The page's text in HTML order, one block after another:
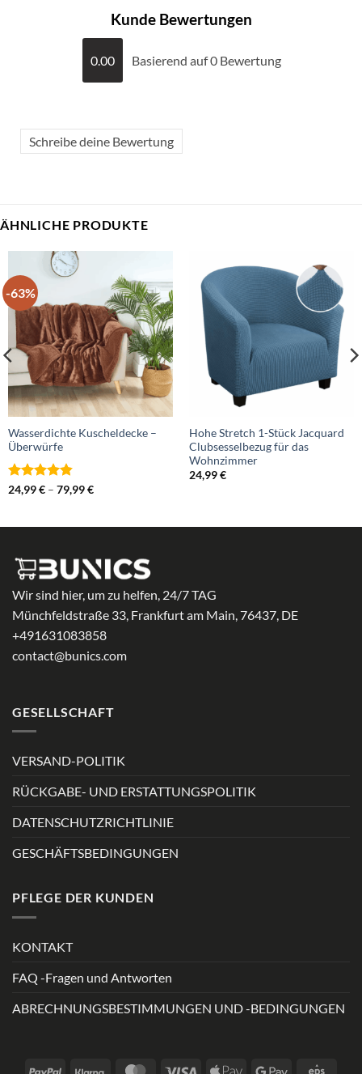
Kunde Bewertungen
0.00 Basierend auf 0 Bewertung
Schreibe deine Bewertung
ÄHNLICHE PRODUKTE
-63%
Wasserdichte Kuscheldecke –
Überwürfe
Bewertet
24,99€ – 79,99€Preisspanne:
Hohe Stretch 1-Stück Jacquard
Clubsesselbezug für das
Wohnzimmer
24,99€
Wir sind hier, um zu helfen, 24/7 TAG
Münchfeldstraße 33, Frankfurt am Main, 76437, DE
+491631083858
contact@bunics.com
GESELLSCHAFT
VERSAND-POLITIK
RÜCKGABE- UND ERSTATTUNGSPOLITIK
DATENSCHUTZRICHTLINIE
GESCHÄFTSBEDINGUNGEN
PFLEGE DER KUNDEN
KONTAKT
FAQ -Fragen und Antworten
ABRECHNUNGSBESTIMMUNGEN UND -BEDINGUNGEN
PayPal Klarna MasterCardVisa Apple Google